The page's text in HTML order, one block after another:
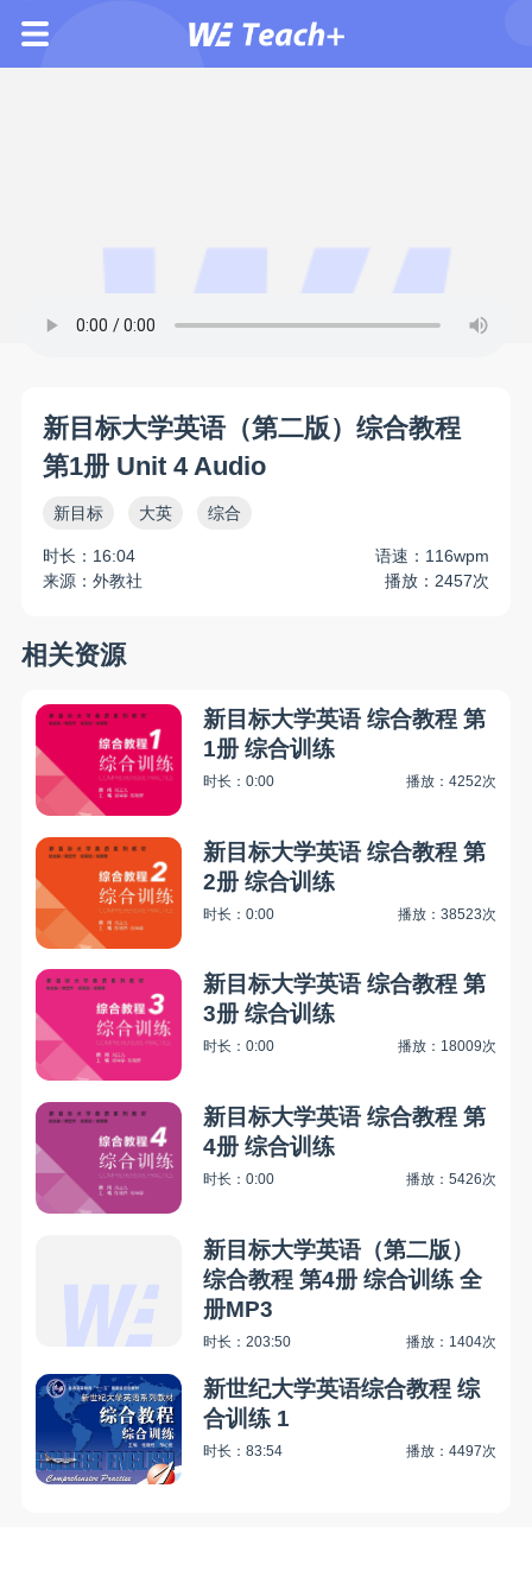
新目标大学英语（第二版）综合教程
第1册 Unit 4 Audio
新目标 大英 综合
时长：16:04
语速：116wpm
来源：外教社
播放：2457次
相关资源
新目标大学英语 综合教程 第
1册 综合训练
时长：0:00 播放：4252次
新目标大学英语 综合教程 第
2册 综合训练
时长：0:00 播放：38523次
新目标大学英语 综合教程 第
3册 综合训练
时长：0:00 播放：18009次
新目标大学英语 综合教程 第
4册 综合训练
时长：0:00 播放：5426次
新目标大学英语（第二版）
综合教程 第4册 综合训练 全
册MP3
时长：203:50 播放：1404次
新世纪大学英语综合教程 综
合训练 1
时长：83:54 播放：4497次